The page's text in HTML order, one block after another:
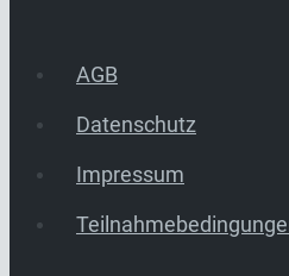
AGB
Datenschutz
Impressum